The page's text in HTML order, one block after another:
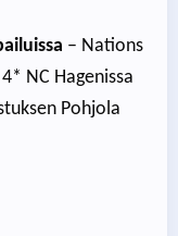
– Nations
NC Hagenissa
Pohjola